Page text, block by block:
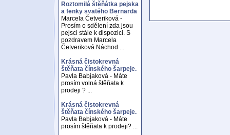
Roztomilá štěňátka pejska
a fenky svatého Bernarda
Marcela Četveriková -
Prosím o sdělení zda jsou
pejsci stále k dispozici. S
pozdravem Marcela
Četveriková Náchod ...
Krásná čistokrevná
štěňata čínského šarpeje.
Pavla Babjaková - Máte
prosím volná štěňata k
prodeji ? ...
Krásná čistokrevná
štěňata čínského šarpeje.
Pavla Babjaková - Máte
prosím štěňata k prodeji? ...